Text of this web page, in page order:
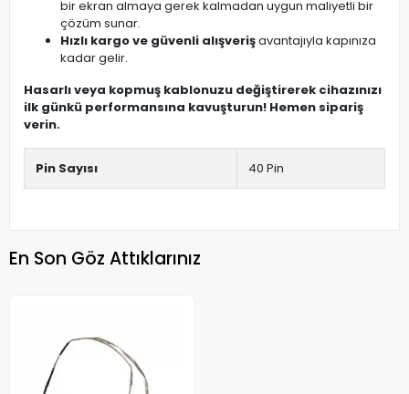
bir ekran almaya gerek kalmadan uygun maliyetli bir
çözüm sunar.
Hızlı kargo ve güvenli alışverişavantajıyla kapınıza
kadar gelir.
Hasarlı veya kopmuş kablonuzu değiştirerek cihazınızı
ilk günkü performansına kavuşturun! Hemen sipariş
verin.
Pin Sayısı 40 Pin
En Son Göz Attıklarınız